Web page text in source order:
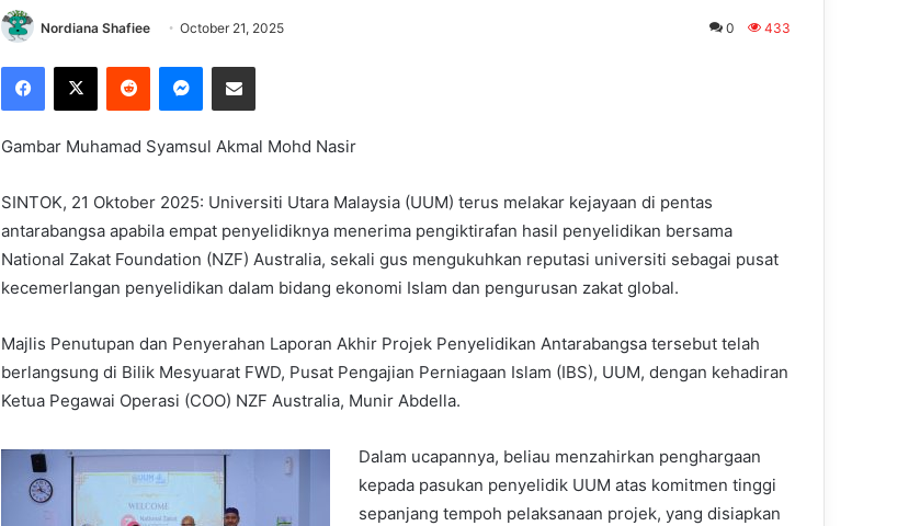
Nordiana Shafiee October 21, 2025 0 433
Gambar Muhamad Syamsul Akmal Mohd Nasir
SINTOK, 21 Oktober 2025: Universiti Utara Malaysia (UUM) terus melakar kejayaan di pentas
antarabangsa apabila empat penyelidiknya menerima pengiktirafan hasil penyelidikan bersama
National Zakat Foundation (NZF) Australia, sekali gus mengukuhkan reputasi universiti sebagai pusat
kecemerlangan penyelidikan dalam bidang ekonomi Islam dan pengurusan zakat global.
Majlis Penutupan dan Penyerahan Laporan Akhir Projek Penyelidikan Antarabangsa tersebut telah
berlangsung di Bilik Mesyuarat FWD, Pusat Pengajian Perniagaan Islam (IBS), UUM, dengan kehadiran
Ketua Pegawai Operasi (COO) NZF Australia, Munir Abdella.
Dalam ucapannya, beliau menzahirkan penghargaan
kepada pasukan penyelidik UUM atas komitmen tinggi
sepanjang tempoh pelaksanaan projek, yang disiapkan